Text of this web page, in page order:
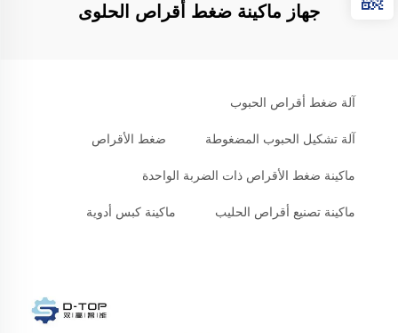
جهاز ماكينة ضغط أقراص الحلوى
آلة ضغط أقراص الحبوب
آلة تشكيل الحبوب المضغوطة ضغط الأقراص
ماكينة ضغط الأقراص ذات الضربة الواحدة
ماكينة تصنيع أقراص الحليب ماكينة كبس أدوية